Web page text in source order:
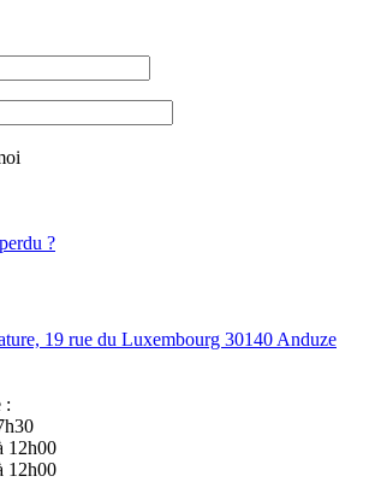
?
19 rue du Luxembourg 30140 Anduze
:
12h00
12h00